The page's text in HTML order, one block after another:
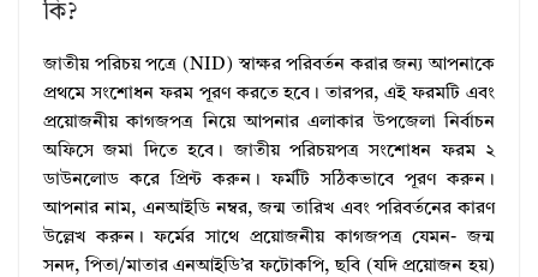
কি?
জাতীয় পরিচয় পত্রে (NID) স্বাক্ষর পরিবর্তন করার জন্য আপনাকে
প্রথমে সংশোধন ফরম পূরণ করতে হবে। তারপর, এই ফরমটি এবং
প্রয়োজনীয় কাগজপত্র নিয়ে আপনার এলাকার উপজেলা নির্বাচন
অফিসে জমা দিতে হবে। জাতীয় পরিচয়পত্র সংশোধন ফরম ২
ডাউনলোড করে প্রিন্ট করুন। ফর্মটি সঠিকভাবে পূরণ করুন।
আপনার নাম, এনআইডি নম্বর, জন্ম তারিখ এবং পরিবর্তনের কারণ
উল্লেখ করুন। ফর্মের সাথে প্রয়োজনীয় কাগজপত্র যেমন- জন্ম
সনদ, পিতা/মাতার এনআইডি’র ফটোকপি, ছবি (যদি প্রয়োজন হয়)